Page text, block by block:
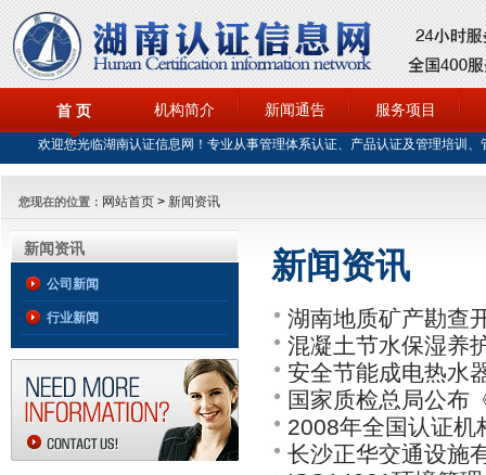
首 页
欢迎您光临湖南认证信息网！专业从事管理体系认证、产品认证及管理培训
机构简介 新闻通告 服务项目
您现在的位置： 网站首页 > 新闻资讯
新闻资讯
公司新闻
行业新闻
新闻资讯
湖南地质矿产勘查
总公司与湖南省勘
混凝土节水保湿养
ISO9001认证
安全节能成电热
国家质检总局公布
2008年全国认证机
长沙正华交通设施